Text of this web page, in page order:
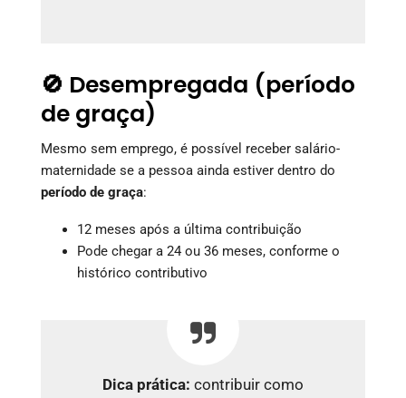
🚫 Desempregada (período
de graça)
Mesmo sem emprego, é possível receber salário-
maternidade se a pessoa ainda estiver dentro do
período de graça:
12 meses após a última contribuição
Pode chegar a 24 ou 36 meses, conforme o
histórico contributivo
Dica prática: contribuir como